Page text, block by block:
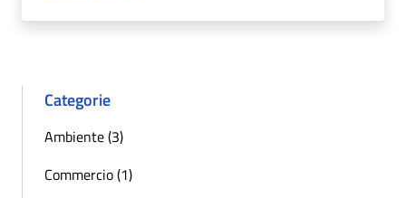
Categorie
Ambiente (3)
Commercio (1)